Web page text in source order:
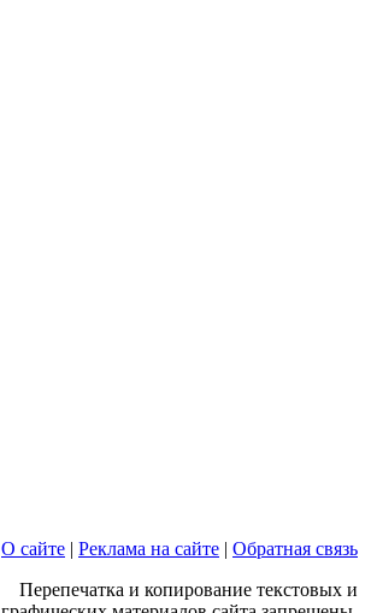
О сайте | Реклама на сайте | Обратная связь
Перепечатка и копирование текстовых и